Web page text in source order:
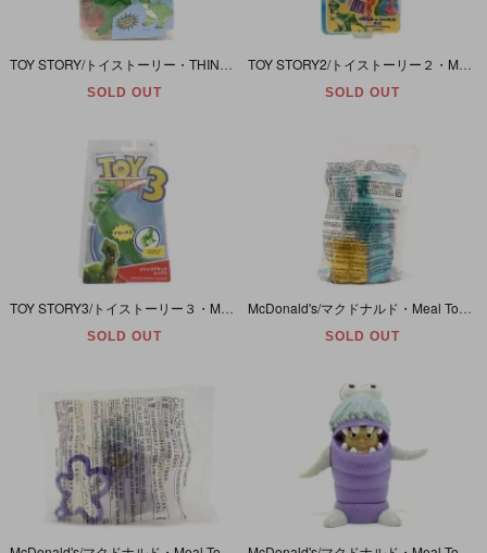
SOLD OUT SOLD OUT
SOLD OUT SOLD OUT